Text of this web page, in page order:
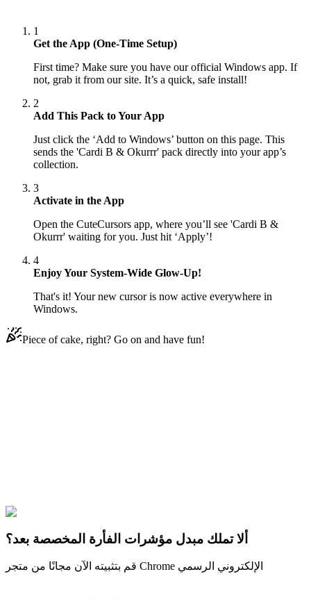
1
Get the App (One-Time Setup)
First time? Make sure you have our official Windows app. If
not, grab it from our site. It’s a quick, safe install!
2
Add This Pack to Your App
Just click the ‘Add to Windows’ button on this page. This
sends the 'Cardi B & Okurrr' pack directly into your app’s
collection.
3
Activate in the App
Open the CuteCursors app, where you’ll see 'Cardi B &
Okurrr' waiting for you. Just hit ‘Apply’!
4
Enjoy Your System-Wide Glow-Up!
That's it! Your new cursor is now active everywhere in
Windows.
Piece of cake, right? Go on and have fun!
الرهبان
ألا تملك مبدل مؤشرات الفأرة المخصصة بعد؟
قم بتثبيته الآن مجانًا من متجر Chrome الإلكتروني الرسمي